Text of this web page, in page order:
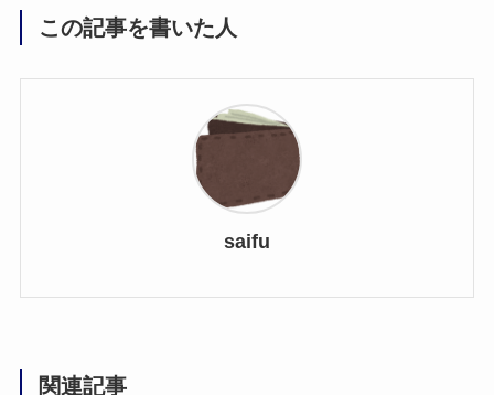
この記事を書いた人
saifu
関連記事